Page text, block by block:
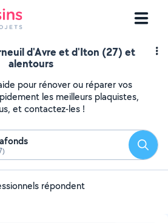
d'Avre et d'Iton (27) et
alentours
pour rénover ou réparer vos
les meilleurs plaquistes,
et contactez-les !
répondent